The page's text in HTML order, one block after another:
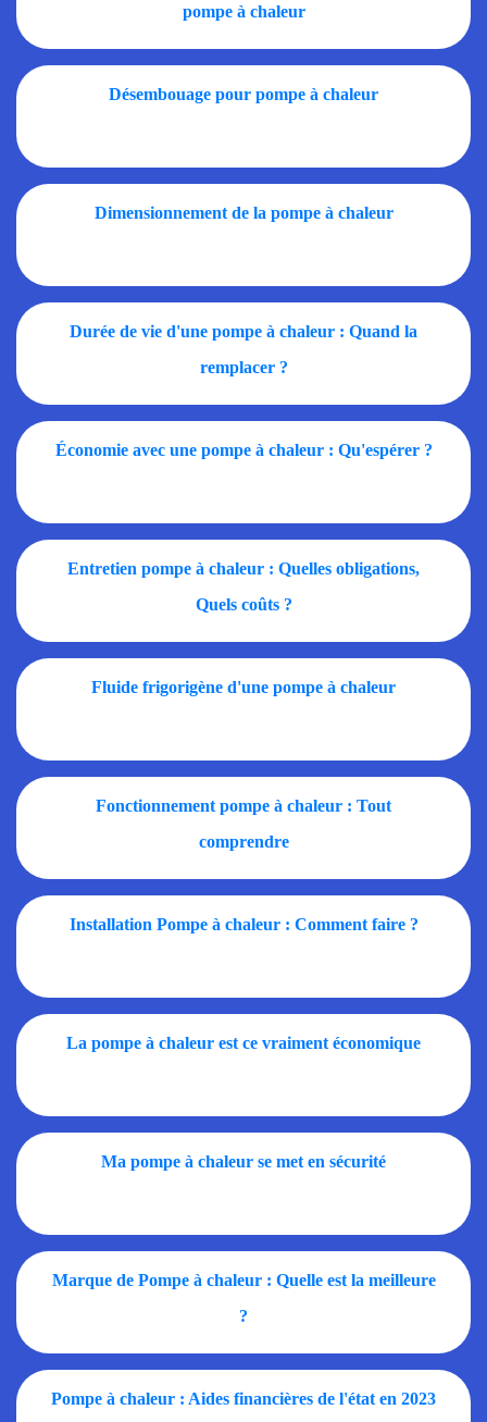
pompe à chaleur
Désembouage pour pompe à chaleur
Dimensionnement de la pompe à chaleur
Durée de vie d'une pompe à chaleur : Quand la
remplacer ?
Économie avec une pompe à chaleur : Qu'espérer ?
Entretien pompe à chaleur : Quelles obligations,
Quels coûts ?
Fluide frigorigène d'une pompe à chaleur
Fonctionnement pompe à chaleur : Tout
comprendre
Installation Pompe à chaleur : Comment faire ?
La pompe à chaleur est ce vraiment économique
Ma pompe à chaleur se met en sécurité
Marque de Pompe à chaleur : Quelle est la meilleure
?
Pompe à chaleur : Aides financières de l'état en 2023